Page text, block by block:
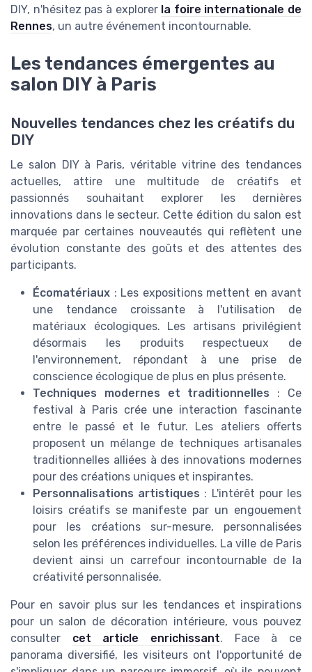
DIY, n'hésitez pas à explorer la foire internationale de
Rennes, un autre événement incontournable.
Les tendances émergentes au
salon DIY à Paris
Nouvelles tendances chez les créatifs du
DIY
Le salon DIY à Paris, véritable vitrine des tendances
actuelles, attire une multitude de créatifs et
passionnés souhaitant explorer les dernières
innovations dans le secteur. Cette édition du salon est
marquée par certaines nouveautés qui reflètent une
évolution constante des goûts et des attentes des
participants.
Écomatériaux : Les expositions mettent en avant
une tendance croissante à l'utilisation de
matériaux écologiques. Les artisans privilégient
désormais les produits respectueux de
l'environnement, répondant à une prise de
conscience écologique de plus en plus présente.
Techniques modernes et traditionnelles : Ce
festival à Paris crée une interaction fascinante
entre le passé et le futur. Les ateliers offerts
proposent un mélange de techniques artisanales
traditionnelles alliées à des innovations modernes
pour des créations uniques et inspirantes.
Personnalisations artistiques : L'intérêt pour les
loisirs créatifs se manifeste par un engouement
pour les créations sur-mesure, personnalisées
selon les préférences individuelles. La ville de Paris
devient ainsi un carrefour incontournable de la
créativité personnalisée.
Pour en savoir plus sur les tendances et inspirations
pour un salon de décoration intérieure, vous pouvez
consulter cet article enrichissant. Face à ce
panorama diversifié, les visiteurs ont l'opportunité de